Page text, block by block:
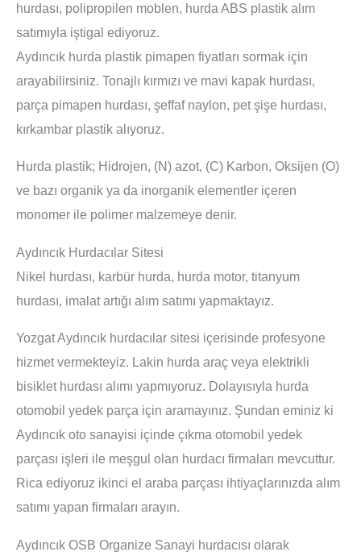
hurdası, polipropilen moblen, hurda ABS plastik alım
satımıyla iştigal ediyoruz.
Aydıncık hurda plastik pimapen fiyatları sormak için
arayabilirsiniz. Tonajlı kırmızı ve mavi kapak hurdası,
parça pimapen hurdası, şeffaf naylon, pet şişe hurdası,
kırkambar plastik alıyoruz.
Hurda plastik; Hidrojen, (N) azot, (C) Karbon, Oksijen (O)
ve bazı organik ya da inorganik elementler içeren
monomer ile polimer malzemeye denir.
Aydıncık Hurdacılar Sitesi
Nikel hurdası, karbür hurda, hurda motor, titanyum
hurdası, imalat artığı alım satımı yapmaktayız.
Yozgat Aydıncık hurdacılar sitesi içerisinde profesyone
hizmet vermekteyiz. Lakin hurda araç veya elektrikli
bisiklet hurdası alımı yapmıyoruz. Dolayısıyla hurda
otomobil yedek parça için aramayınız. Şundan eminiz ki
Aydıncık oto sanayisi içinde çıkma otomobil yedek
parçası işleri ile meşgul olan hurdacı firmaları mevcuttur.
Rica ediyoruz ikinci el araba parçası ihtiyaçlarınızda alım
satımı yapan firmaları arayın.
Aydıncık OSB Organize Sanayi hurdacısı olarak